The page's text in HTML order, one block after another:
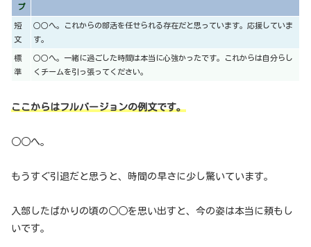
プ
短
文
○○へ。これからの部活を任せられる存在だと思っています。応援していま
す。
標
準
○○へ。一緒に過ごした時間は本当に心強かったです。これからは自分らし
くチームを引っ張ってください。
ここからはフルバージョンの例文です。
○○へ。
もうすぐ引退だと思うと、時間の早さに少し驚いています。
入部したばかりの頃の○○を思い出すと、今の姿は本当に頼もし
いです。